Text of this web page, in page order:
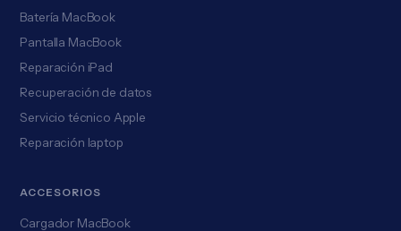
Batería MacBook
Pantalla MacBook
Reparación iPad
Recuperación de datos
Servicio técnico Apple
Reparación laptop
ACCESORIOS
Cargador MacBook